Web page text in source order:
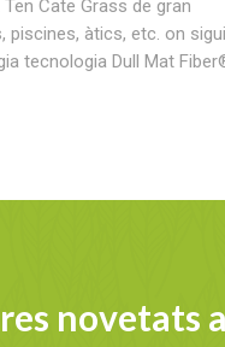
Cate Grass de gran
piscines, àtics, etc. on sigui
tecnologia Dull Mat
novetats